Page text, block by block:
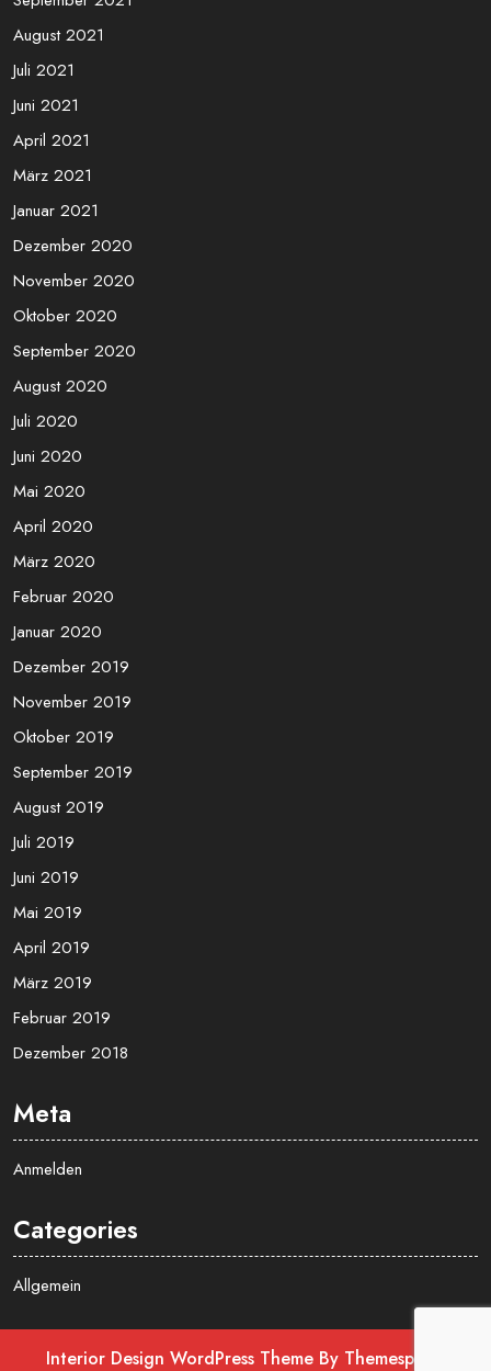
Januar 2022
Dezember 2021
November 2021
Oktober 2021
September 2021
August 2021
Juli 2021
Juni 2021
April 2021
März 2021
Januar 2021
Dezember 2020
November 2020
Oktober 2020
September 2020
August 2020
Juli 2020
Juni 2020
Mai 2020
April 2020
März 2020
Februar 2020
Januar 2020
Dezember 2019
November 2019
Oktober 2019
September 2019
August 2019
Juli 2019
Juni 2019
Mai 2019
April 2019
März 2019
Februar 2019
Meta
Anmelden